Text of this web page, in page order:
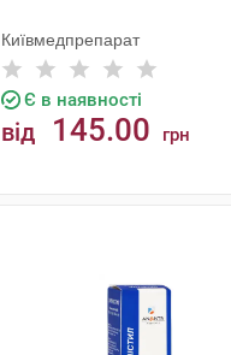
Київмедпрепарат
Є в наявності
від 145.00 грн